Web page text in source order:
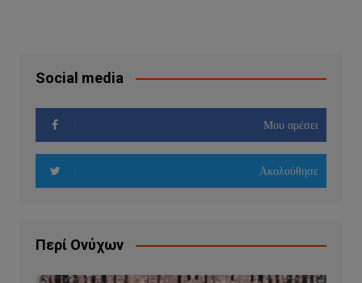
Social media
Μου αρέσει
Ακολούθησε
Περί Ονύχων